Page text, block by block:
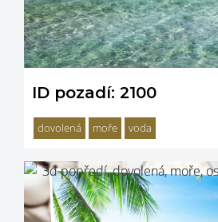
ID pozadí: 2100
dovolená moře voda